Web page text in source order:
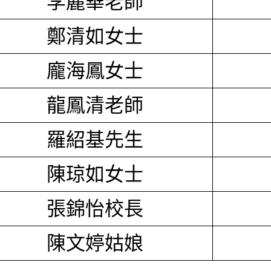
鄭清如女士
龐海鳳女士
龍鳳清老師
羅紹基先生
陳琼如女士
張錦怡校長
陳文婷姑娘